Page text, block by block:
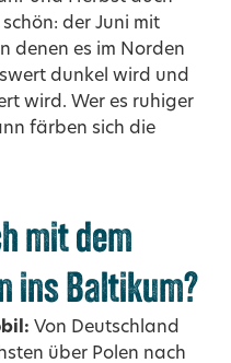
der Juni mit
denen es im Norden
dunkel wird und
wird. Wer es ruhiger
färben sich die
mit dem
ins Baltikum?
Von Deutschland
über Polen nach